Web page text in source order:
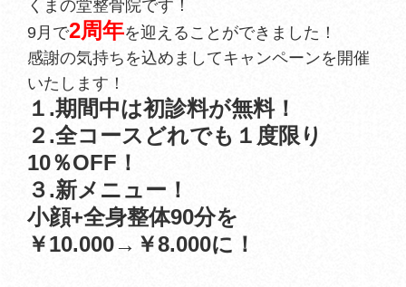
くまの堂整骨院です！
9月で2周年を迎えることができました！
感謝の気持ちを込めましてキャンペーンを開催
いたします！
１.期間中は初診料が無料！
２.全コースどれでも１度限り
10％OFF！
３.新メニュー！
小顔+全身整体90分を
￥10.000→￥8.000に！